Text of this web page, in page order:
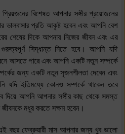
বিশেষত আপনার সঙ্গীর প্রয়োজনের
ভালবাসার প্রতি আকৃষ্ট হবেন এবং আপনি বেশ
শেষের দিকে আপনার নিজের জীবন এবং এর
সিদ্ধান্ত নিতে হবে। আপনি যদি
আসতে পারে এবং আপনি একটি নতুন সম্পর্কে
জন্য একটি নতুন সৃজনশীলতা দেবেন এবং
ইতিমধ্যে কোনও সম্পর্কে থাকেন তবে
দিয়ে আপনি আপনার সঙ্গীর কাছ থেকে সমস্ত
মধুর করতে সক্ষম হবেন।
বছর ফেব্রুয়ারী মাস আপনার জন্য খুব ভালো